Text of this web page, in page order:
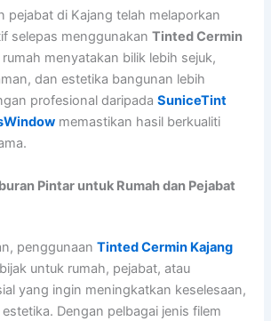
pejabat di Kajang telah melaporkan
selepas menggunakanTinted Cermin
menyatakan bilik lebih sejuk,
dan estetika bangunan lebih
profesional daripadaSuniceTint
memastikan hasil berkualiti
Pintar untuk Rumah dan Pejabat
penggunaanTinted Cermin Kajang
untuk rumah, pejabat, atau
yang ingin meningkatkan keselesaan,
Dengan pelbagai jenis filem